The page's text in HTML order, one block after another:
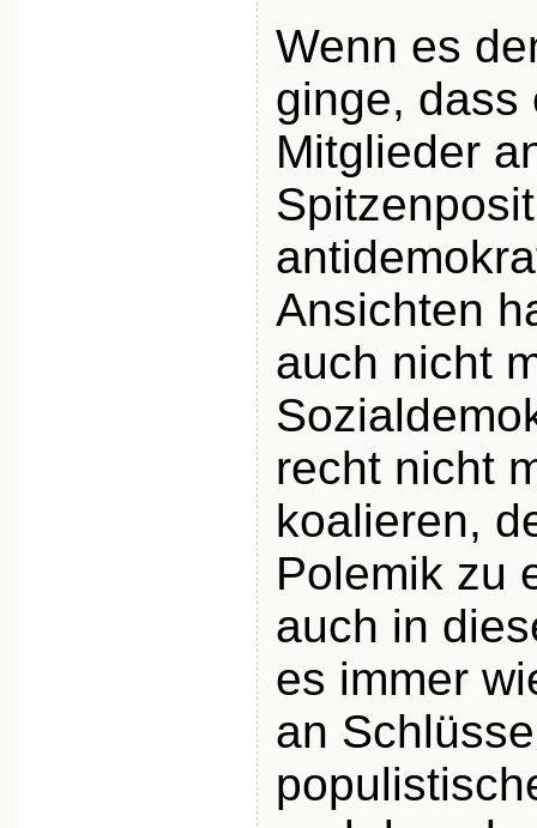
Wenn es
ginge, dass
Mitglieder
Ansichten
auch nicht
recht nicht
koalieren,
Polemik zu
auch in
es immer
an